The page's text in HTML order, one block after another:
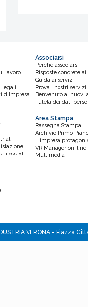
lavoro
legali
d'Impresa
sociali
Associarsi
Perchè associarsi
Risposte concrete
Guida ai servizi
Prova i nostri servizi
Benvenuto ai nuovi
Tutela dei dati
Area Stampa
Rassegna Stampa
Archivio Primo Piano
L'impresa
VR Manager on-line
Multimedia
VERONA - Piazza